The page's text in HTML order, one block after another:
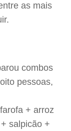
as mais
combos
pessoas,
+ arroz
salpicão +